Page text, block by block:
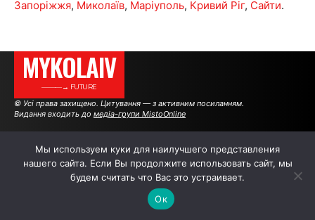
Запоріжжя, Миколаїв, Маріуполь, Кривий Ріг, Сайти.
MYKOLAIV
———→ FUTURE
© Усі права захищено. Цитування — з активним посиланням.
Видання входить до медіа-групи MistoOnline
АВТОРИ | РЕКЛАМА НА САЙТІ
Мы используем куки для наилучшего представления
нашего сайта. Если Вы продолжите использовать сайт, мы
будем считать что Вас это устраивает.
Ок